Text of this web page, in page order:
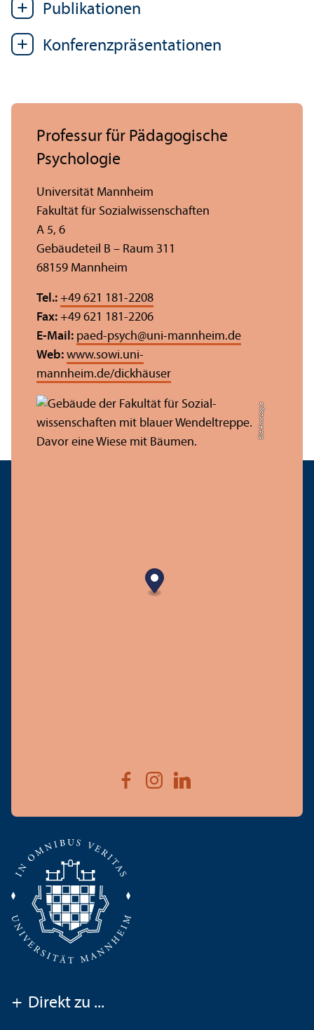
Publikationen
Konferenzpräsentationen
Bild: Anna Logue
Professur für Pädagogische
Psychologie
Universität Mannheim
Fakultät für Sozial­wissenschaften
A 5, 6
Gebäudeteil B – Raum 311
68159 Mannheim
Tel.: +49 621 181-2208
Fax: +49 621 181-2206
E-Mail: paed-psych@uni-mannheim.de
Web: www.sowi.uni-
mannheim.de/dickhäuser
+ Direkt zu ...